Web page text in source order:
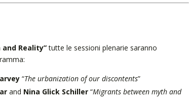
Reality”tutte le sessioni plenarie saranno
“The urbanization of our discontents”
and Nina Glick Schiller“Migrants between myth and